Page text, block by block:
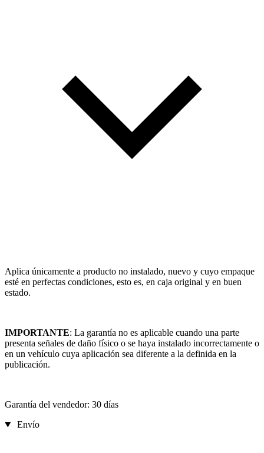
Aplica únicamente a producto no instalado, nuevo y cuyo empaque
esté en perfectas condiciones, esto es, en caja original y en buen
estado.
IMPORTANTE: La garantía no es aplicable cuando una parte
presenta señales de daño físico o se haya instalado incorrectamente o
en un vehículo cuya aplicación sea diferente a la definida en la
publicación.
Garantía del vendedor: 30 días
Envío